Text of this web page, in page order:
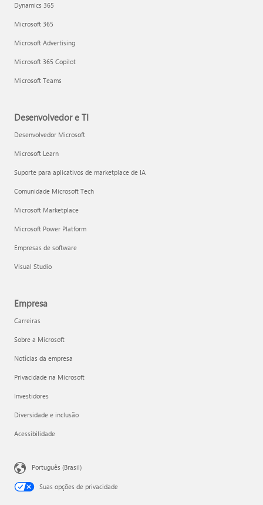
Dynamics 365
Microsoft 365
Microsoft Advertising
Microsoft 365 Copilot
Microsoft Teams
Desenvolvedor e TI
Desenvolvedor Microsoft
Microsoft Learn
Suporte para aplicativos de marketplace de IA
Comunidade Microsoft Tech
Microsoft Marketplace
Microsoft Power Platform
Empresas de software
Visual Studio
Empresa
Carreiras
Sobre a Microsoft
Notícias da empresa
Privacidade na Microsoft
Investidores
Diversidade e inclusão
Acessibilidade
Português (Brasil)
Suas opções de privacidade